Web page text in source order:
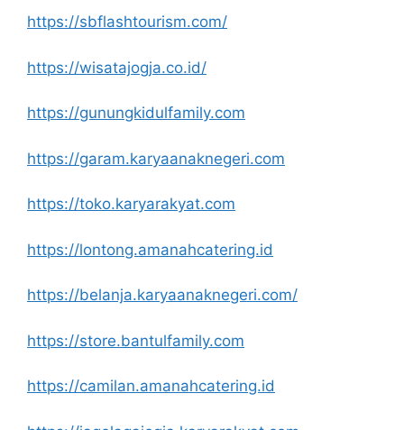
https://sbflashtourism.com/
https://wisatajogja.co.id/
https://gunungkidulfamily.com
https://garam.karyaanaknegeri.com
https://toko.karyarakyat.com
https://lontong.amanahcatering.id
https://belanja.karyaanaknegeri.com/
https://store.bantulfamily.com
https://camilan.amanahcatering.id